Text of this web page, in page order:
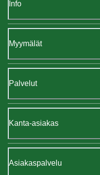
Info
Myymälät
Palvelut
Kanta-asiakas
Asiakaspalvelu